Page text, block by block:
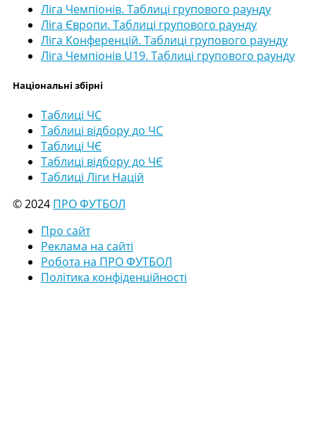
Ліга Чемпіонів. Таблиці групового раунду
Ліга Європи. Таблиці групового раунду
Ліга Конференцій. Таблиці групового раунду
Ліга Чемпіонів U19. Таблиці групового раунду
Національні збірні
Таблиці ЧС
Таблиці відбору до ЧС
Таблиці ЧЄ
Таблиці відбору до ЧЄ
Таблиці Ліги Націй
© 2024 ПРО ФУТБОЛ
Про сайт
Реклама на сайті
Робота на ПРО ФУТБОЛ
Політика конфіденційності